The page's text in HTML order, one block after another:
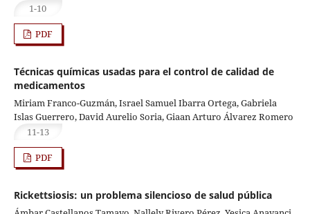
1-10
PDF
Técnicas químicas usadas para el control de calidad de
medicamentos
Miriam Franco-Guzmán, Israel Samuel Ibarra Ortega, Gabriela
Islas Guerrero, David Aurelio Soria, Giaan Arturo Álvarez Romero
11-13
PDF
Rickettsiosis: un problema silencioso de salud pública